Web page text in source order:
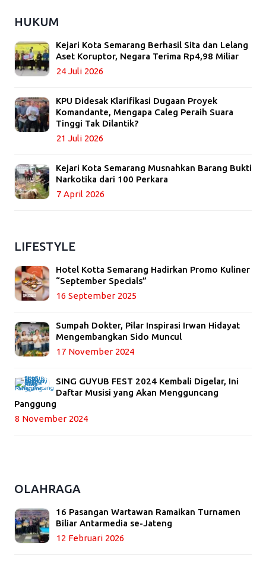
HUKUM
Kejari Kota Semarang Berhasil Sita dan Lelang
Aset Koruptor, Negara Terima Rp4,98 Miliar
24 Juli 2026
KPU Didesak Klarifikasi Dugaan Proyek
Komandante, Mengapa Caleg Peraih Suara
Tinggi Tak Dilantik?
21 Juli 2026
Kejari Kota Semarang Musnahkan Barang Bukti
Narkotika dari 100 Perkara
7 April 2026
LIFESTYLE
Hotel Kotta Semarang Hadirkan Promo Kuliner
“September Specials”
16 September 2025
Sumpah Dokter, Pilar Inspirasi Irwan Hidayat
Mengembangkan Sido Muncul
17 November 2024
SING GUYUB FEST 2024 Kembali Digelar, Ini
Daftar Musisi yang Akan Mengguncang
Panggung
8 November 2024
OLAHRAGA
16 Pasangan Wartawan Ramaikan Turnamen
Biliar Antarmedia se-Jateng
12 Februari 2026